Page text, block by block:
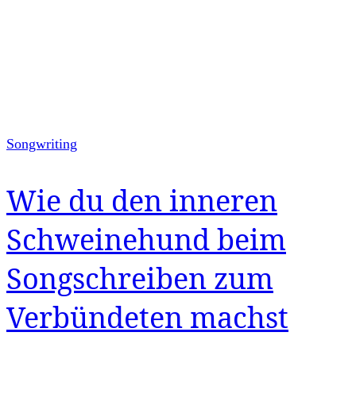
Songwriting
Wie du den inneren
Schweinehund beim
Songschreiben zum
Verbündeten machst